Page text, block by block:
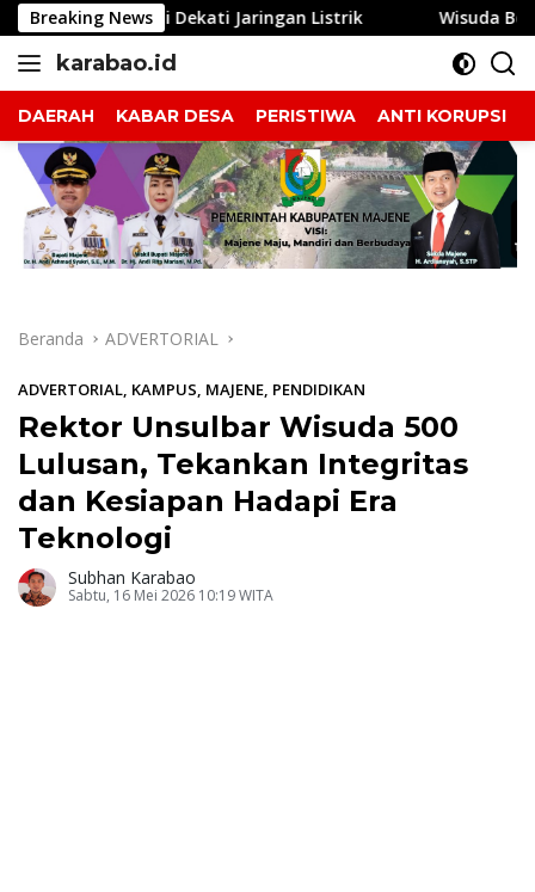
Langsung
ke
konten
Breaking News
Jaringan Listrik Wisuda Bersejarah: Unsulbar
karabao.id
Tegas
Tajam
DAERAH KABAR DESA PERISTIWA ANTI KORUPSI
Beranda ADVERTORIAL
ADVERTORIAL, KAMPUS, MAJENE, PENDIDIKAN
Rektor Unsulbar Wisuda 500
Lulusan, Tekankan Integritas
dan Kesiapan Hadapi Era
Teknologi
Subhan Karabao
Sabtu, 16 Mei 2026 10:19 WITA